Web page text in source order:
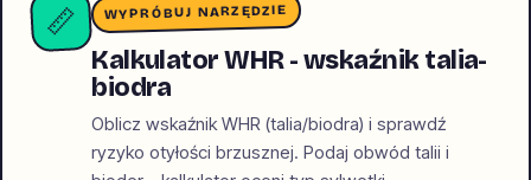
📏 WYPRÓBUJ NARZĘDZIE
Kalkulator WHR - wskaźnik talia-
biodra
Oblicz wskaźnik WHR (talia/biodra) i sprawdź
ryzyko otyłości brzusznej. Podaj obwód talii i